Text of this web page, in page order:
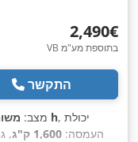
‏2,490 ‏€
VB בתוספת מע"מ
התקשר
מצב: 2,775 h, יכולת
העמסה: 1,600 ק"ג ,